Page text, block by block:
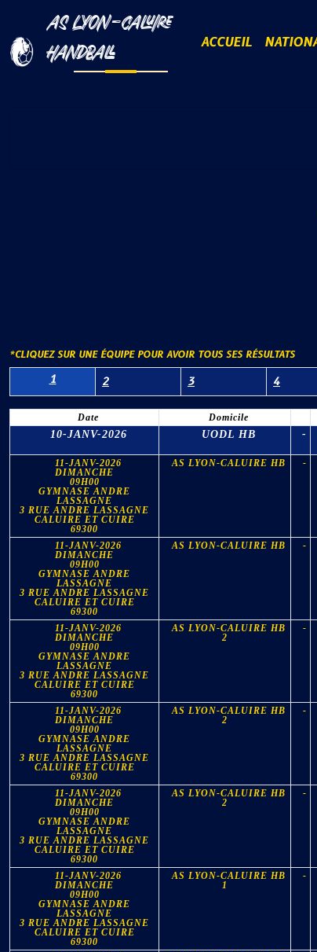
AS LYON-CALUIRE
HANDBALL
ACCUEIL
*CLIQUEZ SUR UNE ÉQUIPE POUR AVOIR TOUS SES RÉSULTATS
1 2 3 4
Date Domicile
10-JANV-2026 UODL HB -
11-JANV-2026
DIMANCHE
09H00
GYMNASE ANDRE
LASSAGNE
3 RUE ANDRE LASSAGNE
CALUIRE ET CUIRE
69300
AS LYON-CALUIRE HB -
11-JANV-2026
DIMANCHE
09H00
GYMNASE ANDRE
LASSAGNE
3 RUE ANDRE LASSAGNE
CALUIRE ET CUIRE
69300
AS LYON-CALUIRE HB -
11-JANV-2026
DIMANCHE
09H00
GYMNASE ANDRE
LASSAGNE
3 RUE ANDRE LASSAGNE
CALUIRE ET CUIRE
69300
AS LYON-CALUIRE HB
2
-
11-JANV-2026
DIMANCHE
09H00
GYMNASE ANDRE
LASSAGNE
3 RUE ANDRE LASSAGNE
CALUIRE ET CUIRE
69300
AS LYON-CALUIRE HB
2
-
11-JANV-2026
DIMANCHE
09H00
GYMNASE ANDRE
LASSAGNE
3 RUE ANDRE LASSAGNE
CALUIRE ET CUIRE
69300
AS LYON-CALUIRE HB
2
-
11-JANV-2026
DIMANCHE
09H00
GYMNASE ANDRE
LASSAGNE
3 RUE ANDRE LASSAGNE
CALUIRE ET CUIRE
69300
AS LYON-CALUIRE HB
1
-